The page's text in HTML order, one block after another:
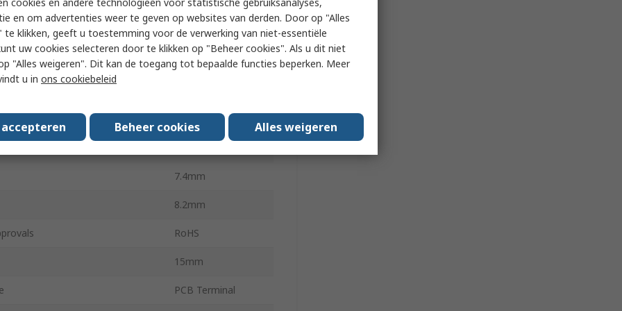
Voltage 220V ac
Voltage 220V dc
G6S
7.4mm
8.2mm
RoHS
15mm
PCB Terminal
en om advertenties weer te geven op websites van derden. Door op "Alles
te klikken, geeft u toestemming voor de verwerking van niet-essentiële
uw cookies selecteren door te klikken op "Beheer cookies". Als u dit niet
"Alles weigeren". Dit kan de toegang tot bepaalde functies beperken. Meer
u in ons cookiebeleid
Beheer cookies Alles weigeren